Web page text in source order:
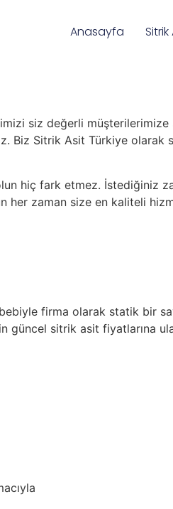
Anasayfa
siz değerli
Biz Sitrik Asit Türkiye olarak
hiç fark etmez. İstediğiniz
her zaman size en kaliteli
firma olarak statik bir
güncel sitrik asit fiyatlarına